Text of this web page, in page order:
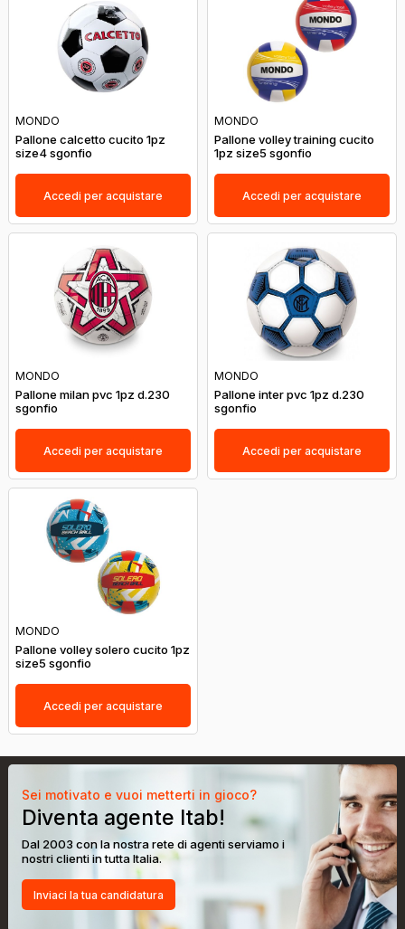
MONDO
Pallone calcetto cucito 1pz
size4 sgonfio
Accedi per acquistare
MONDO
Pallone volley training cucito
1pz size5 sgonfio
Accedi per acquistare
MONDO
Pallone milan pvc 1pz d.230
sgonfio
Accedi per acquistare
MONDO
Pallone inter pvc 1pz d.230
sgonfio
Accedi per acquistare
MONDO
Pallone volley solero cucito 1pz
size5 sgonfio
Accedi per acquistare
Sei motivato e vuoi metterti in gioco?
Diventa agente Itab!
Dal 2003 con la nostra rete di agenti serviamo i
nostri clienti in tutta Italia.
Inviaci la tua candidatura